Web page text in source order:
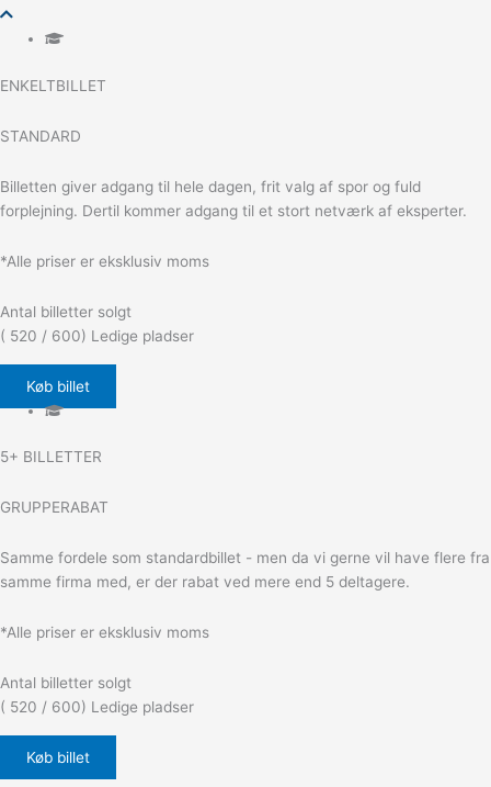
ENKELTBILLET
STANDARD
Billetten giver adgang til hele dagen, frit valg af spor og fuld
forplejning. Dertil kommer adgang til et stort netværk af eksperter.
*Alle priser er eksklusiv moms
Antal billetter solgt
( 520 / 600) Ledige pladser
Køb billet
5+ BILLETTER
GRUPPERABAT
Samme fordele som standardbillet - men da vi gerne vil have flere fra
samme firma med, er der rabat ved mere end 5 deltagere.
*Alle priser er eksklusiv moms
Antal billetter solgt
( 520 / 600) Ledige pladser
Køb billet